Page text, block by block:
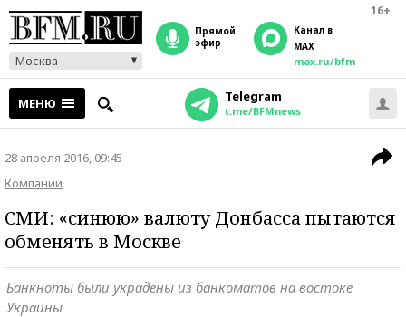
16+
Москва
прямой
эфир
Канал в
MAX
max.ru/bfm
МЕНЮ Telegram
t.me/BFMnews
28 апреля 2016, 09:45
Компании
СМИ: «синюю» валюту Донбасса пытаются
обменять в Москве
Банкноты были украдены из банкоматов на востоке
Украины